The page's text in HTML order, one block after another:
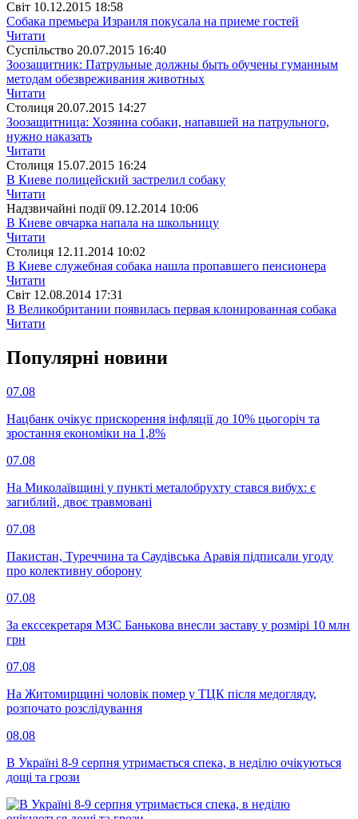
Свiт 10.12.2015 18:58
Собака премьера Израиля покусала на приеме гостей
Читати
Суспiльство 20.07.2015 16:40
Зоозащитник: Патрульные должны быть обучены гуманным
методам обезвреживания животных
Читати
Столиця 20.07.2015 14:27
Зоозащитница: Хозяина собаки, напавшей на патрульного,
нужно наказать
Читати
Столиця 15.07.2015 16:24
В Киеве полицейский застрелил собаку
Читати
Надзвичайні події 09.12.2014 10:06
В Киеве овчарка напала на школьницу
Читати
Столиця 12.11.2014 10:02
В Киеве служебная собака нашла пропавшего пенсионера
Читати
Свiт 12.08.2014 17:31
В Великобритании появилась первая клонированная собака
Читати
Популярнi новини
07.08
Нацбанк очікує прискорення інфляції до 10% цьогоріч та
зростання економіки на 1,8%
07.08
На Миколаївщині у пункті металобрухту стався вибух: є
загиблий, двоє травмовані
07.08
Пакистан, Туреччина та Саудівська Аравія підписали угоду
про колективну оборону
07.08
За екссекретаря МЗС Банькова внесли заставу у розмірі 10 млн
грн
07.08
На Житомирщині чоловік помер у ТЦК після медогляду,
розпочато розслідування
08.08
В Україні 8-9 серпня утримається спека, в неділю очікуються
дощі та грози